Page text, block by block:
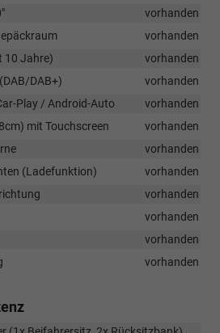
vorhanden
vorhanden
10 Jahre)
vorhanden
DAB+)
vorhanden
Play / Android-Auto
vorhanden
mit Touchscreen
vorhanden
vorhanden
(Ladefunktion)
vorhanden
vorhanden
vorhanden
vorhanden
vorhanden